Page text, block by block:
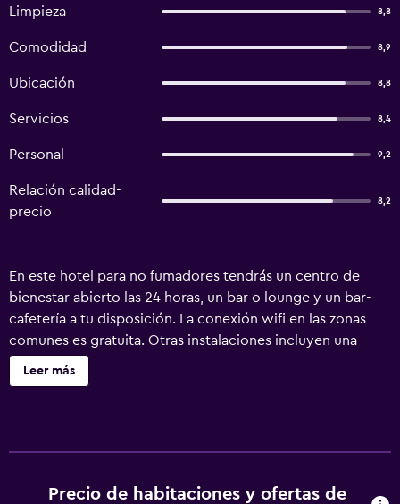
Limpieza 8,8
Comodidad 8,9
Ubicación 8,8
Servicios 8,4
Personal 9,2
Relación calidad-
precio
8,2
En este hotel para no fumadores tendrás un centro de
bienestar abierto las 24 horas, un bar o lounge y un bar-
cafetería a tu disposición. La conexión wifi en las zonas
comunes es gratuita. Otras instalaciones incluyen una
terraza en la azotea, una bañera de hidromasaje y salas de
tratamientos o masajes. Relais Valle dell'Idro ofrece 27
Los huéspedes pueden navegar por la web gracias a
Leer más
Precio de habitaciones y ofertas de